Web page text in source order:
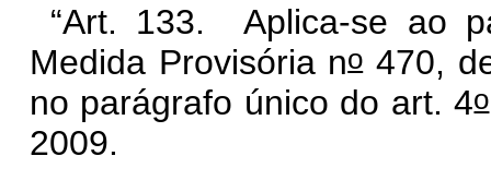
“Art. 133.Aplica-se ao
Medida Provisória no470,
no parágrafo único do art. 4o
2009.